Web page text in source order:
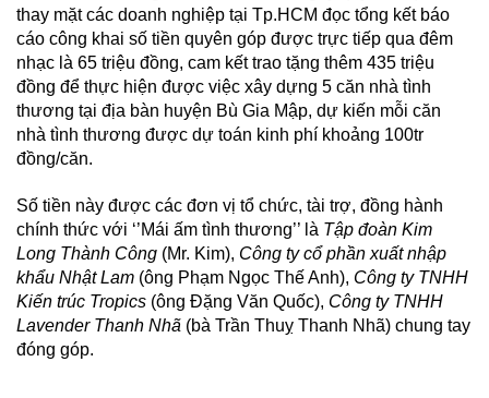
thay mặt các doanh nghiệp tại Tp.HCM đọc tổng kết báo
cáo công khai số tiền quyên góp được trực tiếp qua đêm
nhạc là 65 triệu đồng, cam kết trao tặng thêm 435 triệu
đồng để thực hiện được việc xây dựng 5 căn nhà tình
thương tại địa bàn huyện Bù Gia Mập, dự kiến mỗi căn
nhà tình thương được dự toán kinh phí khoảng 100tr
đồng/căn.
Số tiền này được các đơn vị tổ chức, tài trợ, đồng hành
chính thức với ‘’Mái ấm tình thương’’ là Tập đoàn Kim
Long Thành Công (Mr. Kim), Công ty cổ phần xuất nhập
khẩu Nhật Lam (ông Phạm Ngọc Thế Anh), Công ty TNHH
Kiến trúc Tropics (ông Đặng Văn Quốc), Công ty TNHH
Lavender Thanh Nhã (bà Trần Thuỵ Thanh Nhã) chung tay
đóng góp.